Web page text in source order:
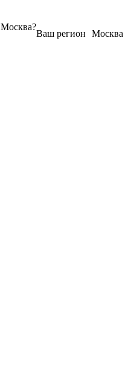
Москва
Ваш регион
Москва?